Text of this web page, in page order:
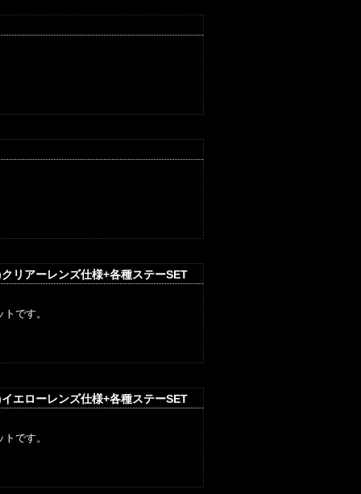
リアーレンズ仕様+各種ステーSET
です。
エローレンズ仕様+各種ステーSET
です。